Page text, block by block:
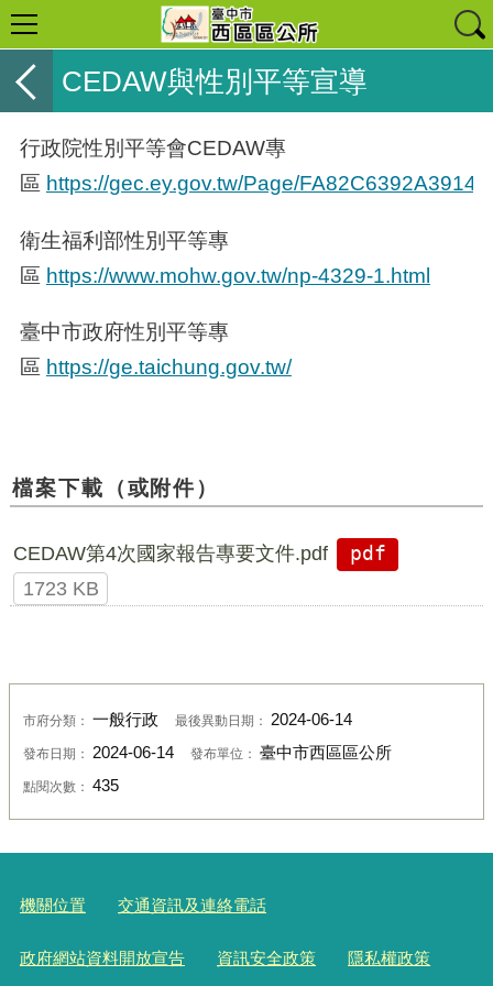
CEDAW與性別平等宣導
行政院性別平等會CEDAW專
區 https://gec.ey.gov.tw/Page/
衛生福利部性別平等專
區 https://www.mohw.gov.tw/np-4329-1.html
臺中市政府性別平等專
區 https://ge.taichung.gov.tw/
檔案下載（或附件）
CEDAW第4次國家報告專要文件.pdf
pdf
1723 KB
市府分類： 一般行政 最後異動日期： 2024-06-14
發布日期： 2024-06-14 發布單位： 臺中市西區區公所
點閱次數： 435
機關位置 交通資訊及連絡電話
政府網站資料開放宣告 資訊安全政策 隱私權政策